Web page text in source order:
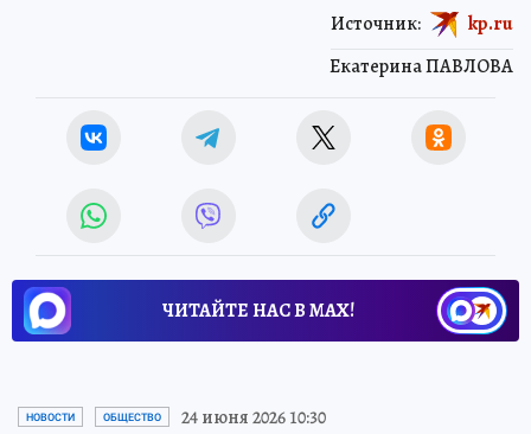
Екатерина ПАВЛОВА
Источник: kp.ru
ЧИТАЙТЕ НАС В МАХ!
НОВОСТИ ОБЩЕСТВО 24 июня 2026 10:30